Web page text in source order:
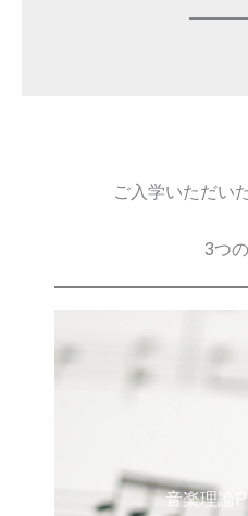
ご入学いただい
3つ
音楽理論